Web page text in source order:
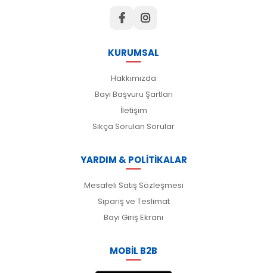
KURUMSAL
Hakkımızda
Bayi Başvuru Şartları
İletişim
Sıkça Sorulan Sorular
YARDIM & POLİTİKALAR
Mesafeli Satış Sözleşmesi
Sipariş ve Teslimat
Bayi Giriş Ekranı
MOBİL B2B